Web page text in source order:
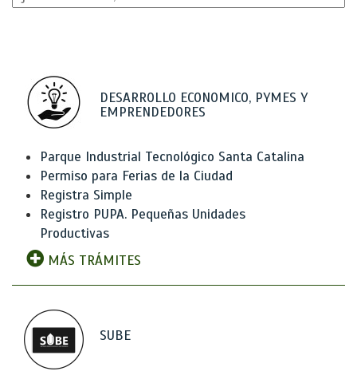
DESARROLLO ECONOMICO, PYMES Y
EMPRENDEDORES
Parque Industrial Tecnológico Santa Catalina
Permiso para Ferias de la Ciudad
Registra Simple
Registro PUPA. Pequeñas Unidades
Productivas
MÁS TRÁMITES
SUBE